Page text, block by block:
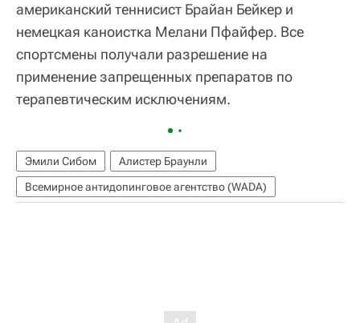
американский теннисист Брайан Бейкер и
немецкая каноистка Мелани Пфайфер. Все
спортсмены получали разрешение на
применение запрещенных препаратов по
терапевтическим исключениям.
Эмили Сибом
Алистер Браунли
Всемирное антидопинговое агентство (WADA)